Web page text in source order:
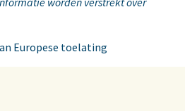
Europese toelating